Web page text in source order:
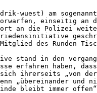
wuest) am
vorwarfen, einseitig
an die Polizei
des Runden
stand in den
haben, dass
sich ihrerseits „von
„übereinander und
bleibt immer